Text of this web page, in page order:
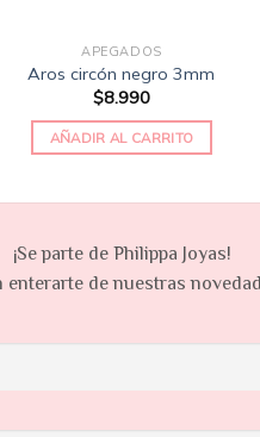
APEGADOS
Aros circón negro 3mm
$8.990
AÑADIR AL CARRITO
¡Se parte de Philippa Joyas!
enterarte de nuestras